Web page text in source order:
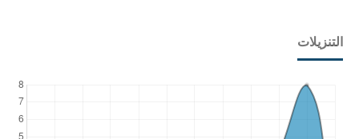
التنزيلات